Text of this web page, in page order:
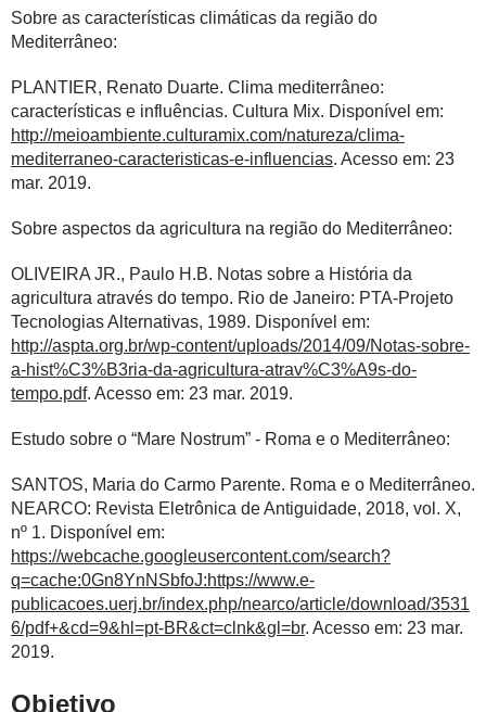
Sobre as características climáticas da região do
Mediterrâneo:
PLANTIER, Renato Duarte. Clima mediterrâneo:
características e influências. Cultura Mix. Disponível em:
http://meioambiente.culturamix.com/natureza/clima-
mediterraneo-caracteristicas-e-influencias. Acesso em: 23
mar. 2019.
Sobre aspectos da agricultura na região do Mediterrâneo:
OLIVEIRA JR., Paulo H.B. Notas sobre a História da
agricultura através do tempo. Rio de Janeiro: PTA-Projeto
Tecnologias Alternativas, 1989. Disponível em:
http://aspta.org.br/wp-content/uploads/2014/09/Notas-sobre-
a-hist%C3%B3ria-da-agricultura-atrav%C3%A9s-do-
tempo.pdf. Acesso em: 23 mar. 2019.
Estudo sobre o “Mare Nostrum” - Roma e o Mediterrâneo:
SANTOS, Maria do Carmo Parente. Roma e o Mediterrâneo.
NEARCO: Revista Eletrônica de Antiguidade, 2018, vol. X,
nº 1. Disponível em:
https://webcache.googleusercontent.com/search?
q=cache:0Gn8YnNSbfoJ:https://www.e-
publicacoes.uerj.br/index.php/nearco/article/download/3531
6/pdf+&cd=9&hl=pt-BR&ct=clnk&gl=br. Acesso em: 23 mar.
2019.
Objetivo